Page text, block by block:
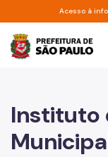
Pular para oAcesso à
Instituto